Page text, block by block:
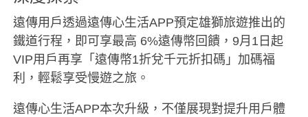
遠傳用戶透過遠傳心生活APP預定雄獅旅遊推出的
鐵道行程，即可享最高 6%遠傳幣回饋，9月1日起
VIP用戶再享「遠傳幣1折兌千元折扣碼」加碼福
利，輕鬆享受慢遊之旅。
遠傳心生活APP本次升級，不僅展現對提升用戶體